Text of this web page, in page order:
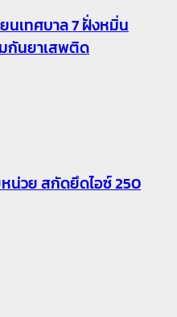
นเทศบาล 7 ฝั่งหมิ่น
กันยาเสพติด
น่วย สกัดยึดไอซ์ 250